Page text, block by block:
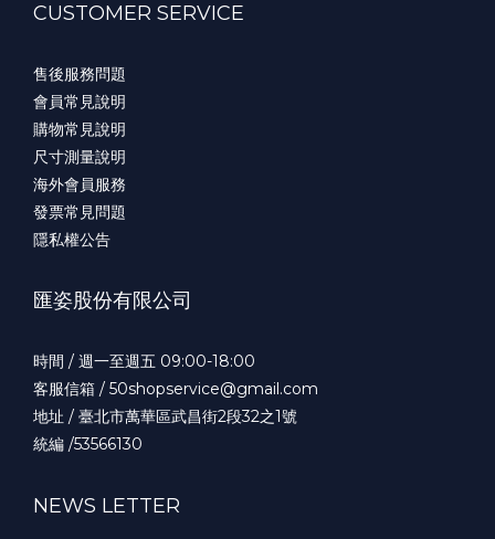
CUSTOMER SERVICE
售後服務問題
會員常見說明
購物常見說明
尺寸測量說明
海外會員服務
發票常見問題
隱私權公告
匯姿股份有限公司
時間 / 週一至週五 09:00-18:00
客服信箱 / 50shopservice@gmail.com
地址 / 臺北市萬華區武昌街2段32之1號
統編 /53566130
NEWS LETTER